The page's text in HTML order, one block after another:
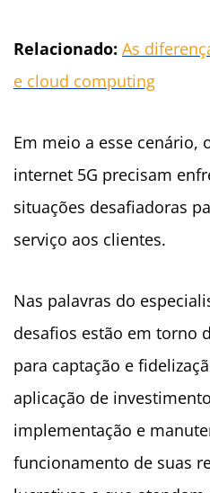
Relacionado: As
e cloud computing
Em meio a esse cenário,
internet 5G precisam
situações desafiadoras
serviço aos clientes.
Nas palavras do
desafios estão em torno
para captação e
aplicação de
implementação e
funcionamento de suas